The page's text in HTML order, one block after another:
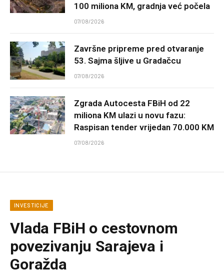
100 miliona KM, gradnja već počela
07/08/2026
Završne pripreme pred otvaranje
53. Sajma šljive u Gradačcu
07/08/2026
Zgrada Autocesta FBiH od 22
miliona KM ulazi u novu fazu:
Raspisan tender vrijedan 70.000 KM
07/08/2026
INVESTICIJE
Vlada FBiH o cestovnom
povezivanju Sarajeva i
Goražda